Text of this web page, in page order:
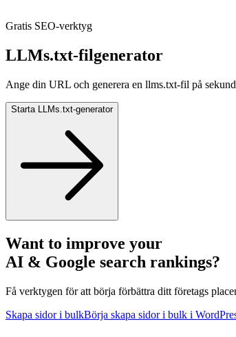
Gratis SEO‑verktyg
LLMs.txt‑filgenerator
Ange din URL och generera en llms.txt‑fil på
Starta LLMs.txt‑generator
Want to improve your
AI & Google search rankings?
Få verktygen för att börja förbättra ditt företags
Skapa sidor i bulkBörja skapa sidor i bulk i